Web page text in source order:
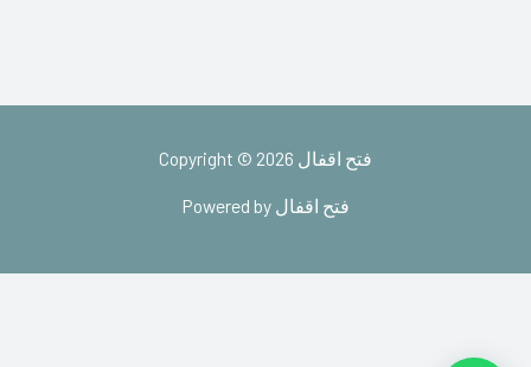
Copyright © 2026 فتح اقفال
Powered by فتح اقفال